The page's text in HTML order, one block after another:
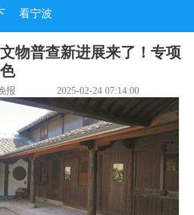
看宁波
物普查新进展来了！专项
报 2025-02-24 07:14:00